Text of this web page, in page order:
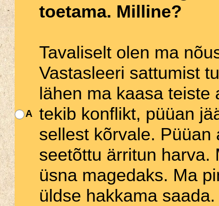
toetama. Milline?
A
Tavaliselt olen ma
Vastasleeri sattumist
lähen ma kaasa teiste
tekib konflikt, püüan
sellest kõrvale.
seetõttu ärritun harva.
üsna magedaks. Ma
üldse hakkama saada.